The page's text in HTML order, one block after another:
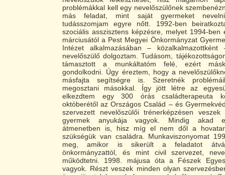
problémákkal kell egy nevelőszülőnek
más feladat, mint saját gyermeket
tudásszomjam egyre nőtt. 1992-ben
szociális asszisztens képzésre, melyet 1994-ben
márciusától a Pest Megyei Önkormányzat
Intézet alkalmazásában –
nevelőszülő dolgoztam. Tudásom,
támasztott a munkáltatóm felé, ezért
gondolkodni. Úgy éreztem, hogy a
másfajta segítségre is. Szeretnék
megosztani másokkal. Így jött létre az
elkezdtem egy 300 órás családterapeuta
októberétől az Országos Család – és
szervezett nevelőszülői trénerképzésen
gyermek anyukája vagyok. Mindig akad
átmenetben is, hisz míg el nem dől a
szükségük van családra. Munkaviszonyomat
meg, amikor is sikerült a feladatot
önkormányzattól, és mint civil szervezet,
működtetni. 1998. májusa óta a Fészek
vagyok. Részt veszek minden olyan